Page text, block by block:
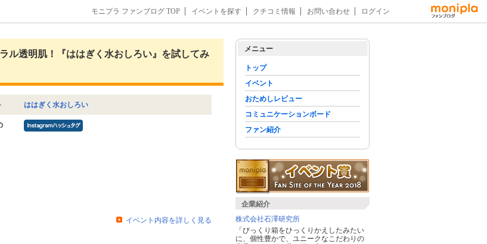
モニプラ ファンブログ TOP イベントを探す クチコミ情報 お問い合わせ ログイン
ル透明肌！『ははぎく水おしろい』を試してみ
ははぎく水おしろい
イベント内容を詳しく見る
メニュー
トップ
イベント
おためしレビュー
コミュニケーションボード
ファン紹介
企業紹介
株式会社石澤研究所
「びっくり箱をひっくりかえしたみたい
に、個性豊かで、ユニークなこだわりの